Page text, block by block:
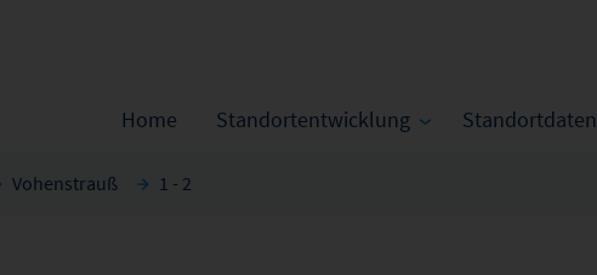
Home Standortentwicklung Standortdaten
Vohenstrauß 1 - 2